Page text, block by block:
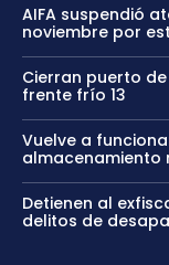
AIFA suspendió
noviembre por
Cierran puerto
frente frío 13
Vuelve a
almacenamiento
Detienen al
delitos de